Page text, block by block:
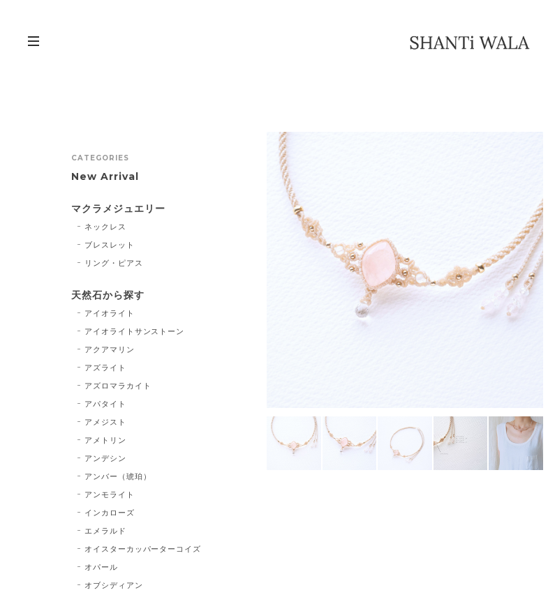
CATEGORIES
New Arrival
マクラメジュエリー
ネックレス
ブレスレット
リング・ピアス
天然石から探す
アイオライト
アイオライトサンストーン
アクアマリン
アズライト
アズロマラカイト
アパタイト
アメジスト
アメトリン
アンデシン
アンバー（琥珀）
アンモライト
インカローズ
エメラルド
オイスターカッパーターコイズ
オパール
オブシディアン